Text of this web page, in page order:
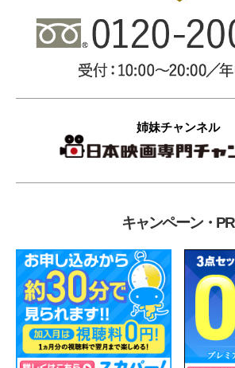
姉妹チャンネル
キャンペーン・PR